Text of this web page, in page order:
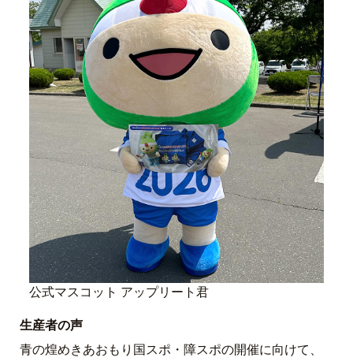
公式マスコット アップリート君
生産者の声
青の煌めきあおもり国スポ・障スポの開催に向けて、